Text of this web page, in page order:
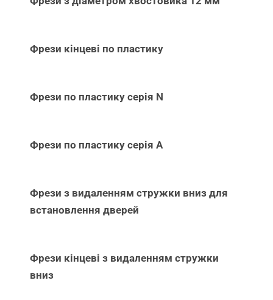
Фрези кінцеві по пластику
Фрези по пластику серія N
Фрези по пластику серія А
Фрези з видаленням стружки вниз для
встановлення дверей
Фрези кінцеві з видаленням стружки
вниз